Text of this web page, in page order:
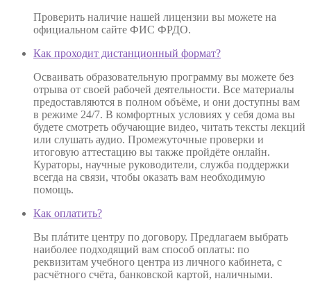
Проверить наличие нашей лицензии вы можете на
официальном сайте ФИС ФРДО.
Как проходит дистанционный формат?
Осваивать образовательную программу вы можете без
отрыва от своей рабочей деятельности. Все материалы
предоставляются в полном объёме, и они доступны вам
в режиме 24/7. В комфортных условиях у себя дома вы
будете смотреть обучающие видео, читать тексты лекций
или слушать аудио. Промежуточные проверки и
итоговую аттестацию вы также пройдёте онлайн.
Кураторы, научные руководители, служба поддержки
всегда на связи, чтобы оказать вам необходимую
помощь.
Как оплатить?
Вы плáтите центру по договору. Предлагаем выбрать
наиболее подходящий вам способ оплаты: по
реквизитам учебного центра из личного кабинета, с
расчётного счёта, банковской картой, наличными.